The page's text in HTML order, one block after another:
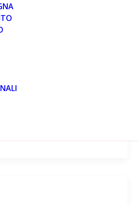
Maxi: un nuovo
da Sergio Bertola, un
un nuovo ausilio, da
che…